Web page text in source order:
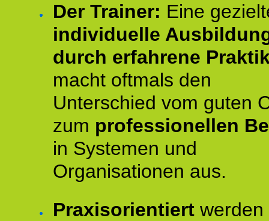
Der Trainer: Eine
individuelle
durch erfahrene
macht oftmals den
Unterschied vom guten
zum professionellen
in Systemen und
Organisationen aus.
Praxisorientiert werden